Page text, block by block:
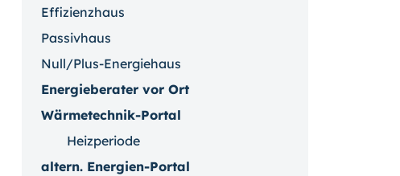
Effizienzhaus
Passivhaus
Null/Plus-Energiehaus
Energieberater vor Ort
Wärmetechnik-Portal
Heizperiode
altern. Energien-Portal